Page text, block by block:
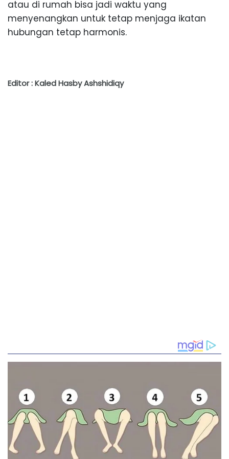
atau di rumah bisa jadi waktu yang
menyenangkan untuk tetap menjaga ikatan
hubungan tetap harmonis.
Editor : Kaled Hasby Ashshidiqy